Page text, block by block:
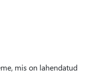
mis on lahendatud